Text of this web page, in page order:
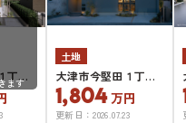
丁目
土地
大津市今堅田１丁目3
号地
1,804万円
更新日：2026.07.23
ます